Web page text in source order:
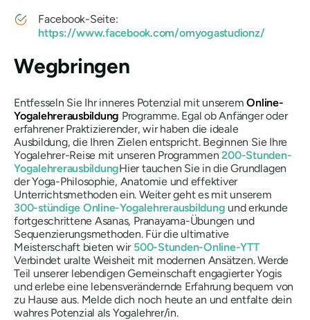
Facebook-Seite:
https://www.facebook.com/omyogastudionz/
Wegbringen
Entfesseln Sie Ihr inneres Potenzial mit unseremOnline-
Yogalehrerausbildung Programme. Egal ob Anfänger oder
erfahrener Praktizierender, wir haben die ideale
Ausbildung, die Ihren Zielen entspricht. Beginnen Sie Ihre
Yogalehrer-Reise mit unseren Programmen200-Stunden-
YogalehrerausbildungHier tauchen Sie in die Grundlagen
der Yoga-Philosophie, Anatomie und effektiver
Unterrichtsmethoden ein. Weiter geht es mit unserem
300-stündige Online-Yogalehrerausbildung und erkunde
fortgeschrittene Asanas, Pranayama-Übungen und
Sequenzierungsmethoden. Für die ultimative
Meisterschaft bieten wir 500-Stunden-Online-YTT
Verbindet uralte Weisheit mit modernen Ansätzen. Werde
Teil unserer lebendigen Gemeinschaft engagierter Yogis
und erlebe eine lebensverändernde Erfahrung bequem von
zu Hause aus. Melde dich noch heute an und entfalte dein
wahres Potenzial als Yogalehrer/in.